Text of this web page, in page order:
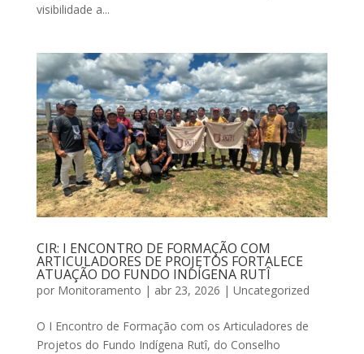
visibilidade a...
CIR: I ENCONTRO DE FORMAÇÃO COM
ARTICULADORES DE PROJETOS FORTALECE
ATUAÇÃO DO FUNDO INDÍGENA RUTÎ
por Monitoramento | abr 23, 2026 | Uncategorized
O I Encontro de Formação com os Articuladores de
Projetos do Fundo Indígena Rutî, do Conselho